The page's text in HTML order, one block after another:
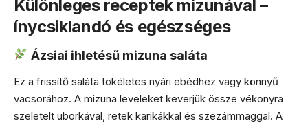
Különleges receptek mizunával –
ínycsiklandó és egészséges
Ázsiai ihletésű mizuna saláta
Ez a frissítő saláta tökéletes nyári ebédhez vagy könnyű
vacsorához. A mizuna leveleket keverjük össze vékonyra
szeletelt uborkával, retek karikákkal és szezámmaggal. A